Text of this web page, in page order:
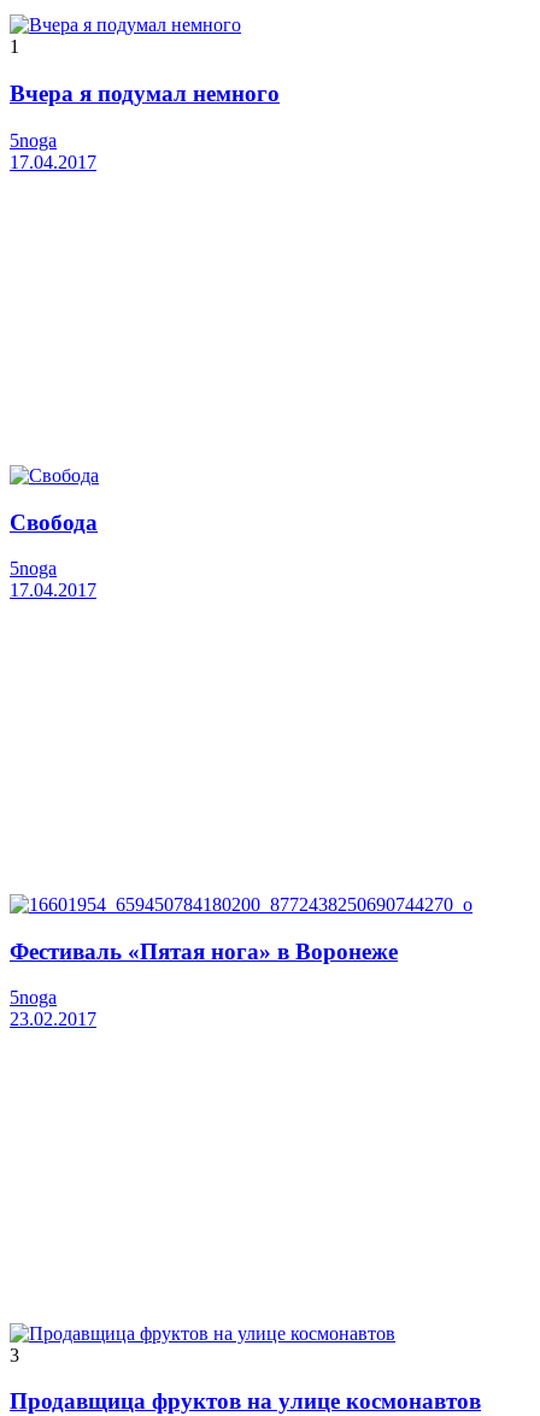
1
Вчера я подумал немного
5noga
17.04.2017
Свобода
5noga
17.04.2017
Фестиваль «Пятая нога» в Воронеже
5noga
23.02.2017
3
Продавщица фруктов на улице космонавтов